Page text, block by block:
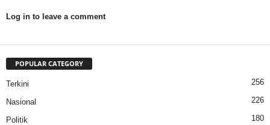
Log in to leave a comment
POPULAR CATEGORY
Terkini 256
Nasional 226
Politik 180